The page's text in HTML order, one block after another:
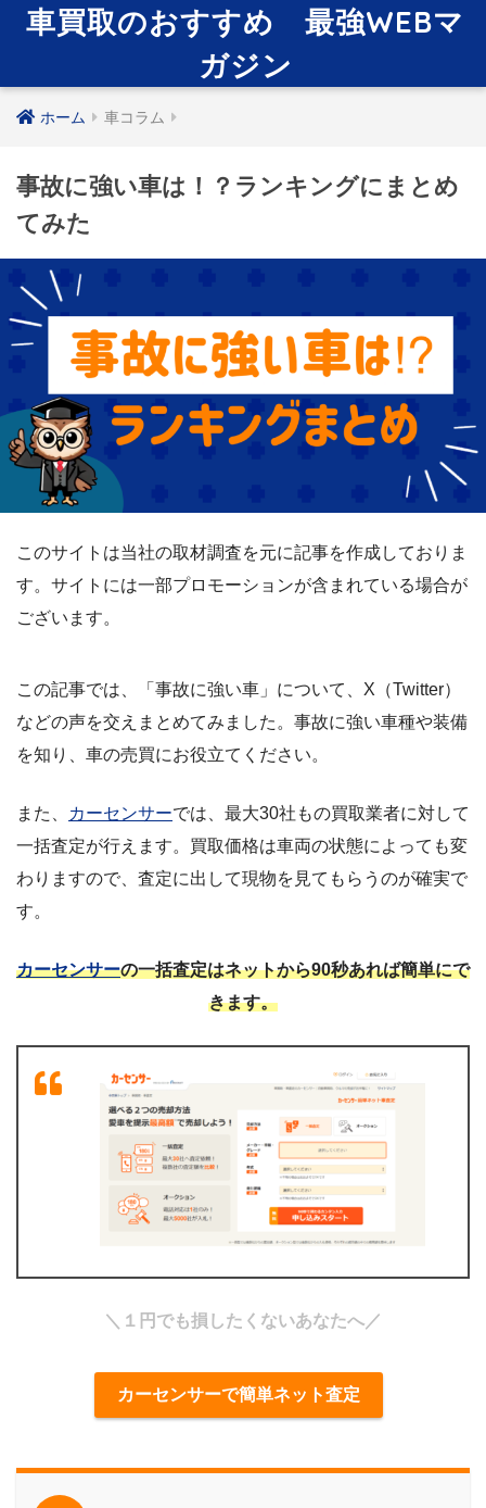
車買取のおすすめ 最強WEBマ
ガジン
ホーム 車コラム
事故に強い車は！？ランキングにまとめ
てみた
このサイトは当社の取材調査を元に記事を作成しておりま
す。サイトには一部プロモーションが含まれている場合が
ございます。
この記事では、「事故に強い車」について、X（Twitter）
などの声を交えまとめてみました。事故に強い車種や装備
を知り、車の売買にお役立てください。
また、 カーセンサーでは、最大30社もの買取業者に対して
一括査定が行えます。買取価格は車両の状態によっても変
わりますので、査定に出して現物を見てもらうのが確実で
す。
カーセンサーの一括査定はネットから90秒あれば簡単にで
きます。
＼１円でも損したくないあなたへ／
カーセンサーで簡単ネット査定